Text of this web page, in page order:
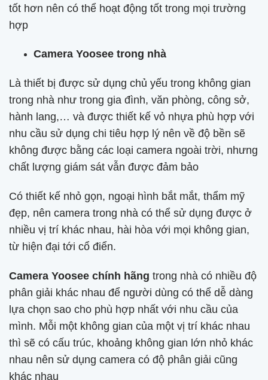
tốt hơn nên có thể hoạt động tốt trong mọi trường
hợp
Camera Yoosee trong nhà
Là thiết bị được sử dụng chủ yếu trong không gian
trong nhà như trong gia đình, văn phòng, công sở,
hành lang,… và được thiết kế vỏ nhựa phù hợp với
nhu cầu sử dụng chi tiêu hợp lý nên về độ bền sẽ
không được bằng các loại camera ngoài trời, nhưng
chất lượng giám sát vẫn được đảm bảo
Có thiết kế nhỏ gọn, ngoại hình bắt mắt, thẩm mỹ
đẹp, nên camera trong nhà có thể sử dụng được ở
nhiều vị trí khác nhau, hài hòa với mọi không gian,
từ hiện đại tới cổ điển.
Camera Yoosee chính hãng trong nhà có nhiều độ
phân giải khác nhau để người dùng có thể dễ dàng
lựa chọn sao cho phù hợp nhất với nhu cầu của
mình. Mỗi một không gian của một vị trí khác nhau
thì sẽ có cấu trúc, khoảng không gian lớn nhỏ khác
nhau nên sử dụng camera có độ phân giải cũng
khác nhau